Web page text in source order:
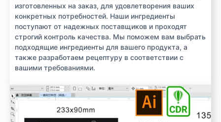
изготовленных на заказ, для удовлетворения ваших
конкретных потребностей. Наши ингредиенты
поступают от надежных поставщиков и проходят
строгий контроль качества. Мы поможем вам выбрать
подходящие ингредиенты для вашего продукта, а
также разработаем рецептуру в соответствии с
вашими требованиями.